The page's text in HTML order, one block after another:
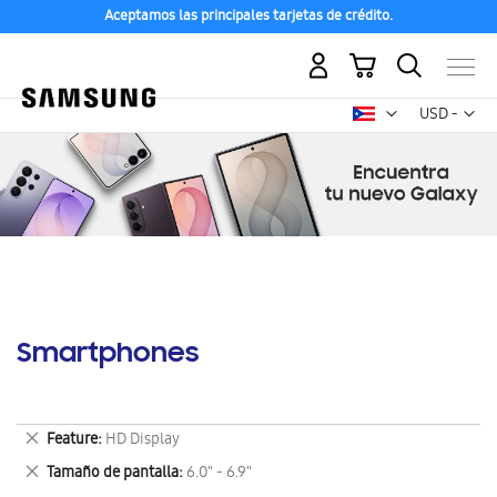
Aceptamos las principales tarjetas de crédito.
USD -
dólar
Mi carrito
Smartphones
Feature HD Display
Eliminar
este
artículo
Tamaño de pantalla 6.0" - 6.9"
Eliminar